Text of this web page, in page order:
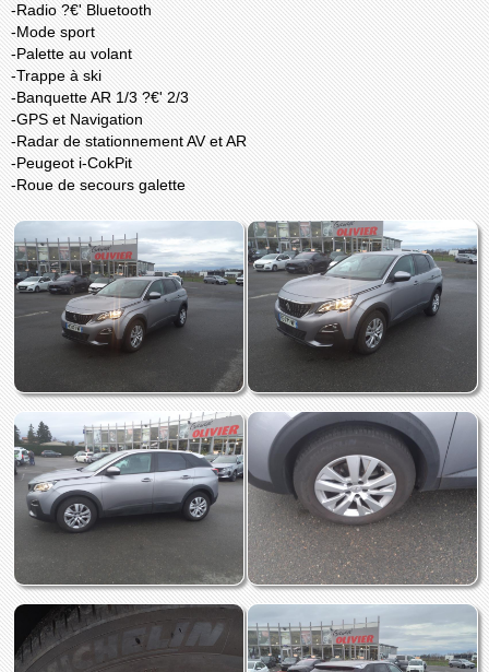
-Radio ?€' Bluetooth
-Mode sport
-Palette au volant
-Trappe à ski
-Banquette AR 1/3 ?€' 2/3
-GPS et Navigation
-Radar de stationnement AV et AR
-Peugeot i-CokPit
-Roue de secours galette